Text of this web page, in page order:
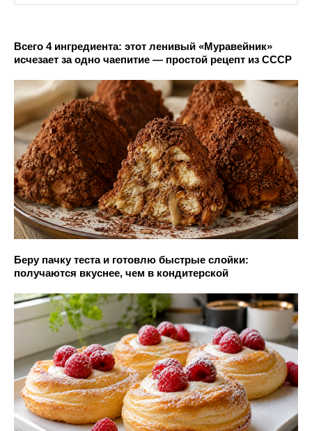
Всего 4 ингредиента: этот ленивый «Муравейник»
исчезает за одно чаепитие — простой рецепт из СССР
Беру пачку теста и готовлю быстрые слойки:
получаются вкуснее, чем в кондитерской